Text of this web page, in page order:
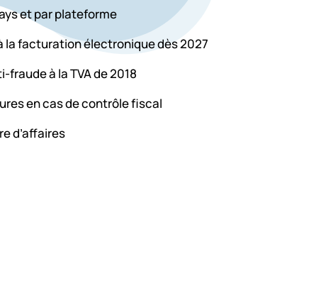
et par plateforme
la facturation électronique dès 2027
à la TVA de 2018
en cas de contrôle fiscal
d’affaires